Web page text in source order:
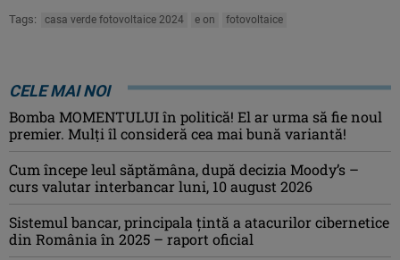
Tags: casa verde fotovoltaice 2024 e on fotovoltaice
CELE MAI NOI
Bomba MOMENTULUI în politică! El ar urma să fie noul
premier. Mulți îl consideră cea mai bună variantă!
Cum începe leul săptămâna, după decizia Moody’s –
curs valutar interbancar luni, 10 august 2026
Sistemul bancar, principala țintă a atacurilor cibernetice
din România în 2025 – raport oficial